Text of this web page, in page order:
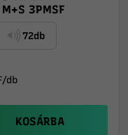
3PMSF
72db
db
KOSÁRBA